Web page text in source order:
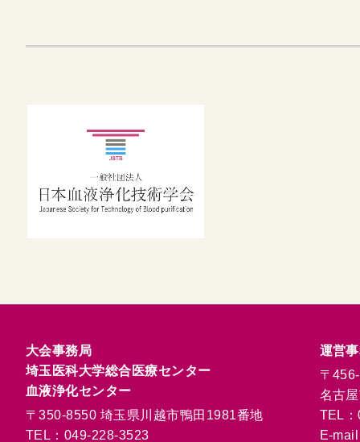
大会事務局
埼玉医科大学総合医療センター
血液浄化センター
〒350-8550 埼玉県川越市鴨田1981番地
TEL：049-228-3523
運営
〒
名古
TEL
E-mail